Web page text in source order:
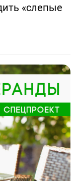
«слепые